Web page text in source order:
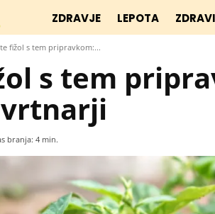
ZDRAVJE LEPOTA
fižol s tem pripravkom:...
s tem
branja: 4 min.